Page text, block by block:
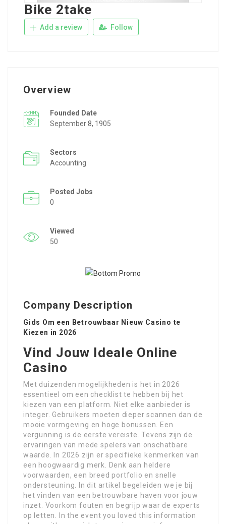
Bike 2take
Add a review Follow
Overview
Founded Date
September 8, 1905
Sectors
Accounting
Posted Jobs
0
Viewed
50
Company Description
Gids Om een Betrouwbaar Nieuw Casino te
Kiezen in 2026
Vind Jouw Ideale Online
Casino
Met duizenden mogelijkheden is het in 2026
essentieel om een checklist te hebben bij het
kiezen van een platform. Niet elke aanbieder is
integer. Gebruikers moeten dieper scannen dan de
mooie vormgeving en hoge bonussen. Een
vergunning is de eerste vereiste. Tevens zijn de
ervaringen van mede spelers van onschatbare
waarde. In 2026 zijn er specifieke kenmerken van
een hoogwaardig merk. Denk aan heldere
voorwaarden, een breed portfolio en snelle
ondersteuning. In dit artikel begeleiden we je bij
het vinden van een betrouwbare haven voor jouw
inzet. Voorkom fouten en begrijp waar de experts
op letten. In the event you loved this information